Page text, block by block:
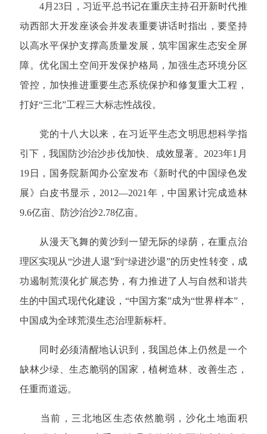
4月23日，习近平总书记在重庆主持召开新时代推
动西部大开发座谈会并发表重要讲话时指出，要坚持
以高水平保护支撑高质量发展，筑牢国家生态安全屏
障。优化国土空间开发保护格局，加强生态环境分区
管控，加快推进重要生态系统保护和修复重大工程，
打好“三北”工程三大标志性战役。
党的十八大以来，在习近平生态文明思想科学指
引下，我国防沙治沙步伐加快、成效显著。2023年1月
19日，国务院新闻办公室发布《新时代的中国绿色发
展》白皮书显示，2012—2021年，中国累计完成造林
9.6亿亩、防沙治沙2.78亿亩。
从漫天飞舞的黄沙到一望无际的绿荫，在重点治
理区实现从“沙进人退”到“绿进沙退”的历史性转变，成
功遏制荒漠化扩展态势，有力推进了人与自然和谐共
生的中国式现代化建设，“中国方案”成为“世界样本”，
中国成为全球荒漠生态治理新标杆。
同时必须清醒地认识到，我国总体上仍然是一个
缺林少绿、生态脆弱的国家，植树造林、改善生态，
任重而道远。
当前，三北地区生态依然脆弱，沙化土地面积